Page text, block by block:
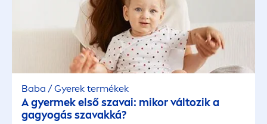
Baba / Gyerek termékek
A gyermek első szavai: mikor változik a
gagyogás szavakká?